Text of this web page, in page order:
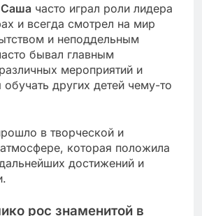
Саша часто играл роли лидера
и всегда смотрел на мир
и неподдельным
бывал главным
мероприятий и
обучать других детей чему-то
в творческой и
которая положила
достижений и
рос знаменитой в